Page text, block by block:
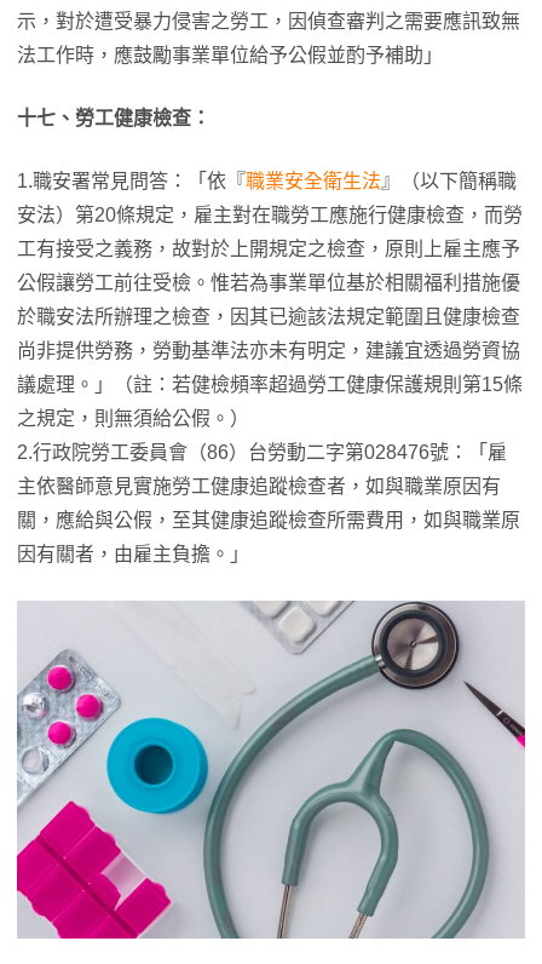
示，對於遭受暴力侵害之勞工，因偵查審判之需要應訊致無
法工作時，應鼓勵事業單位給予公假並酌予補助」
十七、勞工健康檢查：
1.職安署常見問答：「依『職業安全衛生法 』（以下簡稱職
安法）第20條規定，雇主對在職勞工應施行健康檢查，而勞
工有接受之義務，故對於上開規定之檢查，原則上雇主應予
公假讓勞工前往受檢。惟若為事業單位基於相關福利措施優
於職安法所辦理之檢查，因其已逾該法規定範圍且健康檢查
尚非提供勞務，勞動基準法亦未有明定，建議宜透過勞資協
議處理。」（註：若健檢頻率超過勞工健康保護規則第15條
之規定，則無須給公假。）
2.行政院勞工委員會（86）台勞動二字第028476號：「雇
主依醫師意見實施勞工健康追蹤檢查者，如與職業原因有
關，應給與公假，至其健康追蹤檢查所需費用，如與職業原
因有關者，由雇主負擔。」